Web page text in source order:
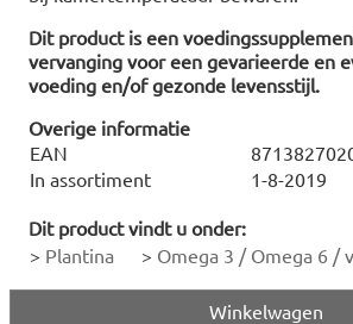
Dit product is een
vervanging voor een gevarieerde en
voeding en/of gezonde levensstijl.
Overige informatie
EAN
In assortiment
1-8-2019
Dit product vindt u onder:
> Plantina > Omega 3 / Omega 6 /
Winkelwagen